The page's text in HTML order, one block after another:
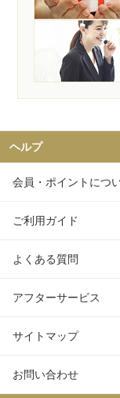
ヘルプ
会員・ポイントにつ
ご利用ガイド
よくある質問
アフターサービス
サイトマップ
お問い合わせ